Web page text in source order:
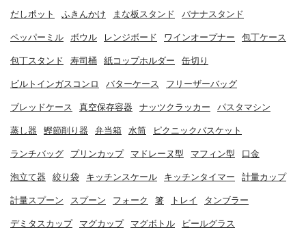
だしポット ふきんかけ まな板スタンド バナナスタンド
ペッパーミル ボウル レンジボード ワインオープナー 包丁ケース
包丁スタンド 寿司桶 紙コップホルダー 缶切り
ビルトインガスコンロ バターケース フリーザーバッグ
ブレッドケース 真空保存容器 ナッツクラッカー パスタマシン
蒸し器 鰹節削り器 弁当箱 水筒 ピクニックバスケット
ランチバッグ プリンカップ マドレーヌ型 マフィン型 口金
泡立て器 絞り袋 キッチンスケール キッチンタイマー 計量カップ
計量スプーン スプーン フォーク 箸 トレイ タンブラー
デミタスカップ マグカップ マグボトル ビールグラス